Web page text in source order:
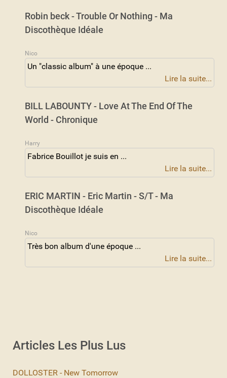
Robin beck - Trouble Or Nothing - Ma
Discothèque Idéale
Nico
Un "classic album" à une époque ...
Lire la suite...
BILL LABOUNTY - Love At The End Of The
World - Chronique
Harry
Fabrice Bouillot je suis en ...
Lire la suite...
ERIC MARTIN - Eric Martin - S/T - Ma
Discothèque Idéale
Nico
Très bon album d'une époque ...
Lire la suite...
Articles Les Plus Lus
DOLLOSTER - New Tomorrow